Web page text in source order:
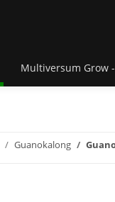
Multiversum Grow
Guanokalong